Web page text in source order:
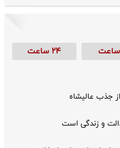
۲۴ ساعت
جذب عالیشاه
و زندگی است